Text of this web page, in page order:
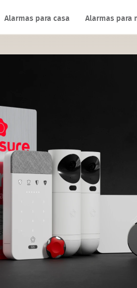
Navegación
Alarmas para casa Alarmas para